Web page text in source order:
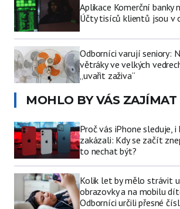
Aplikace Komerční banky
Účty tisíců klientů jsou v
Odborníci varují seniory:
větráky ve velkých
„uvařit zaživa“
MOHLO BY VÁS ZAJÍMAT
Proč vás iPhone sleduje,
zakázali: Kdy se začít
to nechat být?
Kolik let by mělo strávit
obrazovky a na mobilu
Odborníci určili přesné